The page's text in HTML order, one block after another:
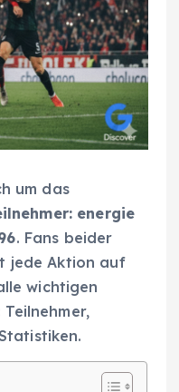
um das
energie
. Fans beider
jede Aktion auf
wichtigen